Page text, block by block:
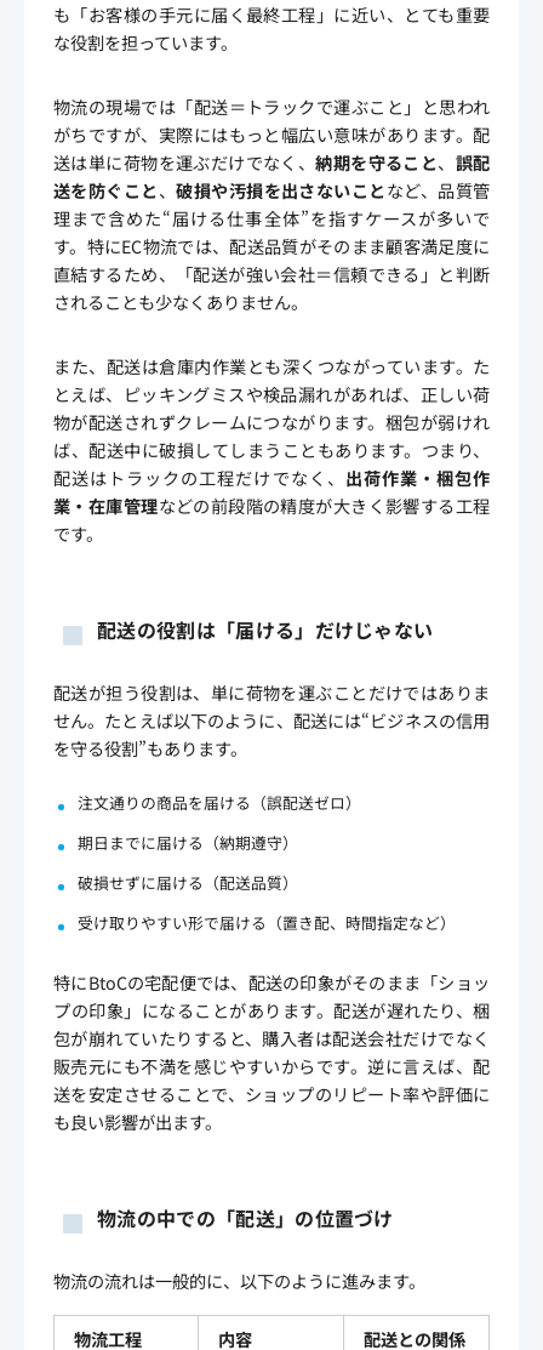
も「お客様の手元に届く最終工程」に近い、とても重要
な役割を担っています。
物流の現場では「配送＝トラックで運ぶこと」と思われ
がちですが、実際にはもっと幅広い意味があります。配
送は単に荷物を運ぶだけでなく、納期を守ること、 誤配
送を防ぐこと 、破損や汚損を出さないこと など、品質管
理まで含めた“届ける仕事全体”を指すケースが多いで
す。特にEC物流では、配送品質がそのまま顧客満足度に
直結するため、「配送が強い会社＝信頼できる」と判断
されることも少なくありません。
また、配送は倉庫内作業とも深くつながっています。た
とえば、ピッキングミスや検品漏れがあれば、正しい荷
物が配送されずクレームにつながります。梱包が弱けれ
ば、配送中に破損してしまうこともあります。つまり、
配送はトラックの工程だけでなく、 出荷作業・梱包作
業・在庫管理などの前段階の精度が大きく影響する工程
です。
配送の役割は「届ける」だけじゃない
配送が担う役割は、単に荷物を運ぶことだけではありま
せん。たとえば以下のように、配送には“ビジネスの信用
を守る役割”もあります。
注文通りの商品を届ける（誤配送ゼロ）
期日までに届ける（納期遵守）
破損せずに届ける（配送品質）
受け取りやすい形で届ける（置き配、時間指定など）
特にBtoCの宅配便では、配送の印象がそのまま「ショッ
プの印象」になることがあります。配送が遅れたり、梱
包が崩れていたりすると、購入者は配送会社だけでなく
販売元にも不満を感じやすいからです。逆に言えば、配
送を安定させることで、ショップのリピート率や評価に
も良い影響が出ます。
物流の中での「配送」の位置づけ
物流の流れは一般的に、以下のように進みます。
物流工程 内容 配送との関係